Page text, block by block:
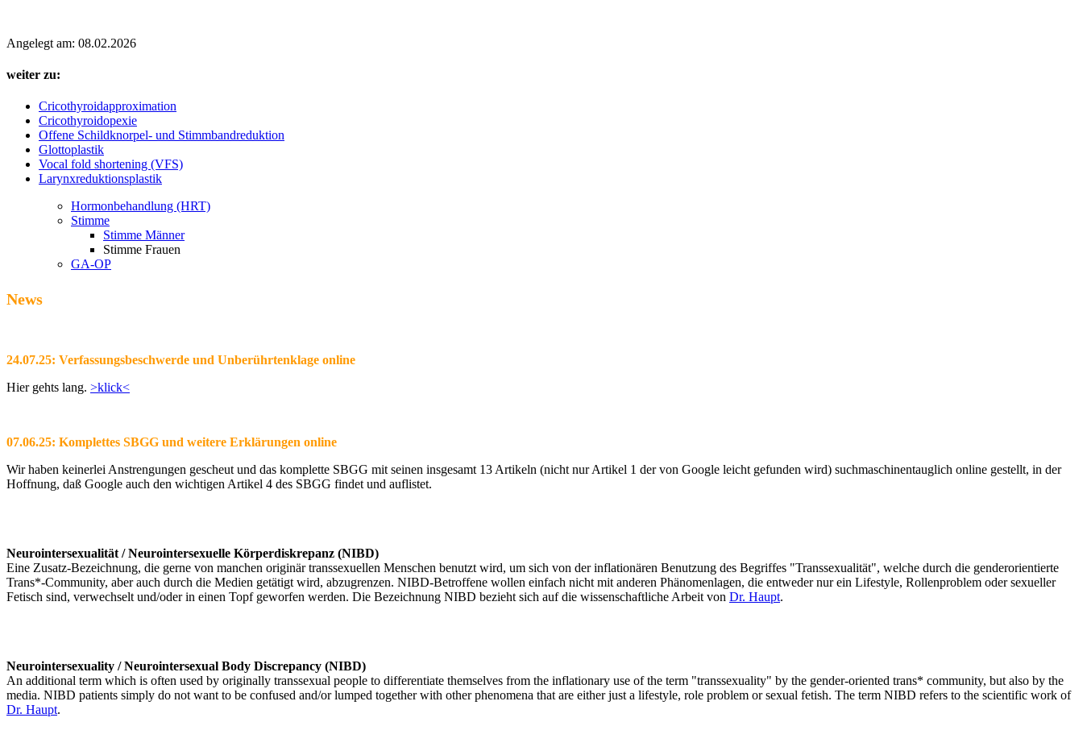
Angelegt am: 08.02.2026
weiter zu:
Cricothyroidapproximation
Cricothyroidopexie
Offene Schildknorpel- und Stimmbandreduktion
Glottoplastik
Vocal fold shortening (VFS)
Larynxreduktionsplastik
Hormonbehandlung (HRT)
Stimme
Stimme Männer
Stimme Frauen
GA-OP
News
24.07.25: Verfassungsbeschwerde und Unberührtenklage online
Hier gehts lang. >klick<
07.06.25: Komplettes SBGG und weitere Erklärungen online
Wir haben keinerlei Anstrengungen gescheut und das komplette SBGG mit seinen insgesamt 13 Artikeln (nicht nur Artikel 1 der von Google leicht gefunden wird) suchmaschinentauglich online gestellt, in der
Hoffnung, daß Google auch den wichtigen Artikel 4 des SBGG findet und auflistet.
Neurointersexualität / Neurointersexuelle Körperdiskrepanz (NIBD)
Eine Zusatz-Bezeichnung, die gerne von manchen originär transsexuellen Menschen benutzt wird, um sich von der inflationären Benutzung des Begriffes "Transsexualität", welche durch die genderorientierte
Trans*-Community, aber auch durch die Medien getätigt wird, abzugrenzen. NIBD-Betroffene wollen einfach nicht mit anderen Phänomenlagen, die entweder nur ein Lifestyle, Rollenproblem oder sexueller
Fetisch sind, verwechselt und/oder in einen Topf geworfen werden. Die Bezeichnung NIBD bezieht sich auf die wissenschaftliche Arbeit von Dr. Haupt.
Neurointersexuality / Neurointersexual Body Discrepancy (NIBD)
An additional term which is often used by originally transsexual people to differentiate themselves from the inflationary use of the term "transsexuality" by the gender-oriented trans* community, but also by the
media. NIBD patients simply do not want to be confused and/or lumped together with other phenomena that are either just a lifestyle, role problem or sexual fetish. The term NIBD refers to the scientific work of
Dr. Haupt.